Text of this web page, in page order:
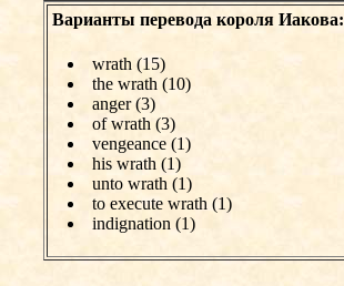
Варианты перевода короля Иакова:
wrath (15)
the wrath (10)
anger (3)
of wrath (3)
vengeance (1)
his wrath (1)
unto wrath (1)
to execute wrath (1)
indignation (1)